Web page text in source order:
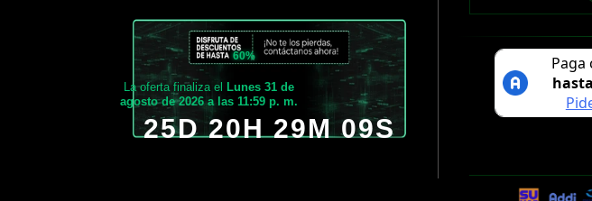
60%
La oferta finaliza el Lunes 31 de
agosto de 2026 a las 11:59 p. m.
25D 20H 29M 08S